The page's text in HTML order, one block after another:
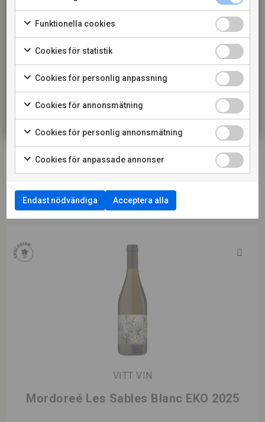
och lagrade hårdostar. Den fruktiga stilen och de mjuka
tanninerna gör det till ett mycket mångsidigt matvin
som passar både till vardag och fest.
LADDA NER PRODUKTBLAD
LADDA NER PRESSBILD
VITT VIN
Mordoreé Les Sables Blanc EKO 2025
drycker och riktar sig till dig som fyllt 20 år. När jag
bekräftar att jag är 20 år eller äldre godkänner jag
också att webbplatsen använder cookies.
KONSUMENT
RESTAURANG
Funktionella cookies
Cookies för statistik
Cookies för personlig anpassning
Cookies för annonsmätning
Cookies för personlig annonsmätning
Cookies för anpassade annonser
Endast nödvändiga Acceptera alla